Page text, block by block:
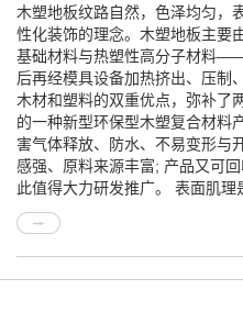
木塑地板纹路自然，色泽均匀，
性化装饰的理念。木塑地板主要
基础材料与热塑性高分子材料
后再经模具设备加热挤出、压制
木材和塑料的双重优点，弥补了
的一种新型环保型木塑复合材料
害气体释放、防水、不易变形与
感强、原料来源丰富; 产品又可
此值得大力研发推广。 表面肌理